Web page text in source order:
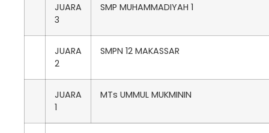
JUARA
3
SMP MUHAMMADIYAH 1
JUARA
2
SMPN 12 MAKASSAR
JUARA
1
MTs UMMUL MUKMININ